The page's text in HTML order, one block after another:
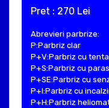
Pret : 270 Lei
Abrevieri parbrize:
P:Parbriz clar
P+V:Parbriz cu
P+S:Parbriz cu
P+SE:Parbriz cu
P+I:Parbriz cu
P+H:Parbriz